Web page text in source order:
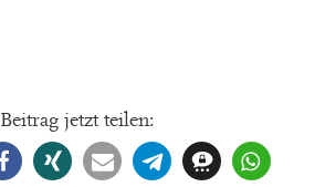
Beitrag jetzt teilen: